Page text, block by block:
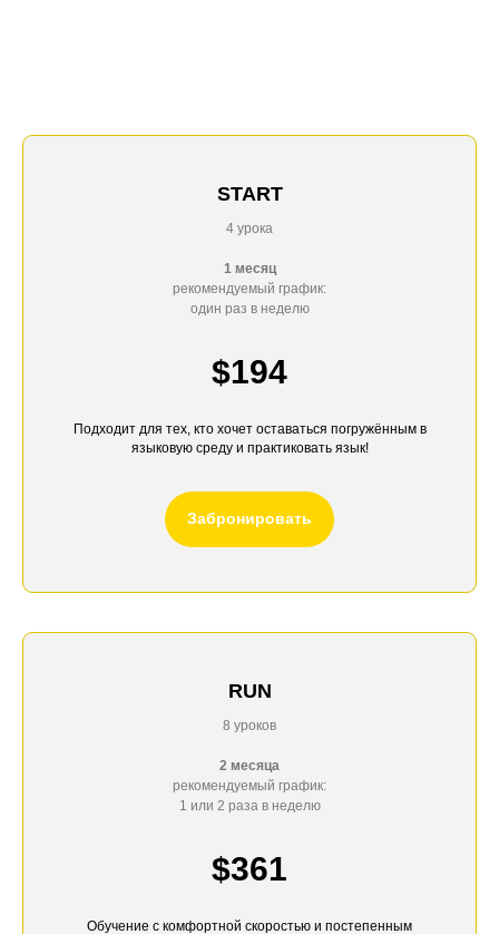
START
4 урока
1 месяц
рекомендуемый график:
один раз в неделю
$194
Подходит для тех, кто хочет оставаться погружённым в
языковую среду и практиковать язык!
Забронировать
RUN
8 уроков
2 месяца
рекомендуемый график:
1 или 2 раза в неделю
$361
Обучение с комфортной скоростью и постепенным